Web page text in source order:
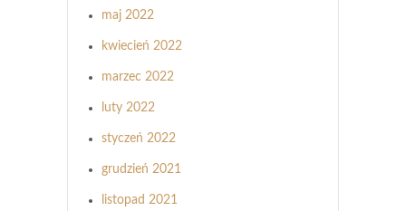
maj 2022
kwiecień 2022
marzec 2022
luty 2022
styczeń 2022
grudzień 2021
listopad 2021